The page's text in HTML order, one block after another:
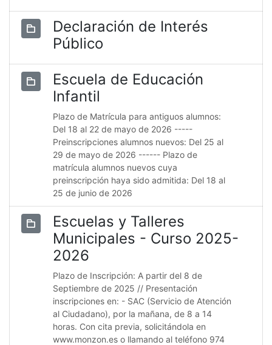
Declaración de Interés
Público
Escuela de Educación
Infantil
Plazo de Matrícula para antiguos alumnos:
Del 18 al 22 de mayo de 2026 -----
Preinscripciones alumnos nuevos: Del 25 al
29 de mayo de 2026 ------ Plazo de
matrícula alumnos nuevos cuya
preinscripción haya sido admitida: Del 18 al
25 de junio de 2026
Escuelas y Talleres
Municipales - Curso 2025-
2026
Plazo de Inscripción: A partir del 8 de
Septiembre de 2025 // Presentación
inscripciones en: - SAC (Servicio de Atención
al Ciudadano), por la mañana, de 8 a 14
horas. Con cita previa, solicitándola en
www.monzon.es o llamando al teléfono 974